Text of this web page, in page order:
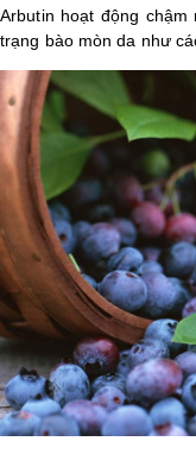
Shop All Brand A-
Arbutin hoạt động
trạng bào mòn da như